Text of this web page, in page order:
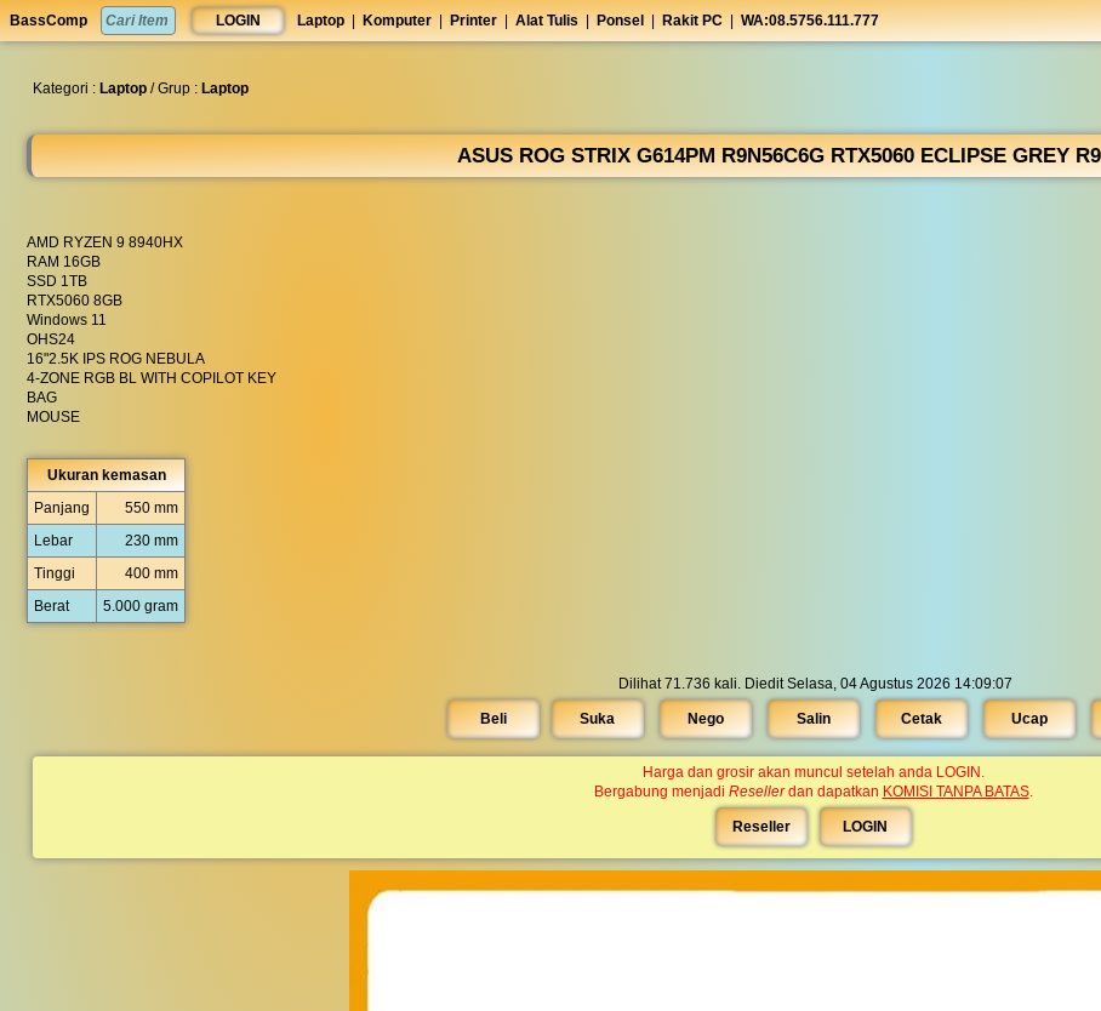
BassComp LOGIN Laptop Komputer Printer Alat Tulis Ponsel Rakit PC WA:08.5756.111.777
anti
lelet
Kategori : Laptop / Grup : Laptop
ASUS ROG STRIX G614PM R9N56C6G RTX5060 ECLIPSE GREY
AMD RYZEN 9 8940HX
RAM 16GB
SSD 1TB
RTX5060 8GB
Windows 11
OHS24
16"2.5K IPS ROG NEBULA
4-ZONE RGB BL WITH COPILOT KEY
BAG
MOUSE
Ukuran kemasan
Panjang
550 mm
Lebar
230 mm
Tinggi
400 mm
Berat
5.000 gram
Dilihat 71.736 kali. Diedit Selasa, 04 Agustus 2026 14:09:07
Beli Suka Nego Salin Cetak Ucap
Harga dan grosir akan muncul setelah anda LOGIN.
Bergabung menjadi Resellerdan dapatkan KOMISI TANPA BATAS.
Reseller LOGIN